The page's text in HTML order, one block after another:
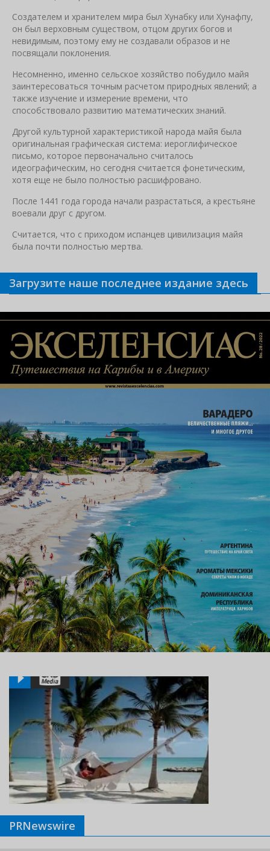
Создателем и хранителем мира был Хунабку или Хунафпу,
он был верховным существом, отцом других богов и
невидимым, поэтому ему не создавали образов и не
посвящали поклонения.
Несомненно, именно сельское хозяйство побудило майя
заинтересоваться точным расчетом природных явлений; а
также изучение и измерение времени, что
способствовало развитию математических знаний.
Другой культурной характеристикой народа майя была
оригинальная графическая система: иероглифическое
письмо, которое первоначально считалось
идеографическим, но сегодня считается фонетическим,
хотя еще не было полностью расшифровано.
После 1441 года города начали разрастаться, а крестьяне
воевали друг с другом.
Считается, что с приходом испанцев цивилизация майя
была почти полностью мертва.
Связанные новости
Загрузите наше последнее издание здесь
PRNewswire